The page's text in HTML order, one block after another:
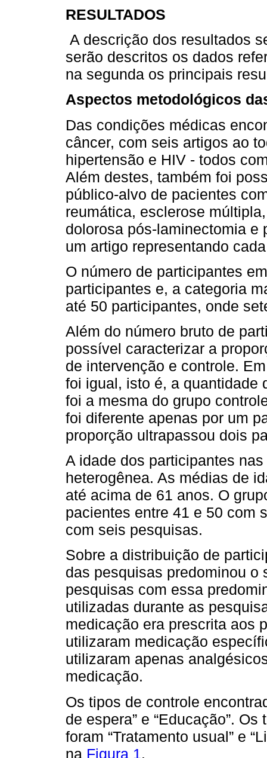
RESULTADOS
A descrição dos resultados
serão descritos os dados
na segunda os principais
Aspectos metodológicos
Das condições médicas
câncer, com seis artigos ao
hipertensão e HIV - todos
Além destes, também foi
público-alvo de pacientes
reumática, esclerose
dolorosa pós-laminectomia e
um artigo representando
O número de participantes
participantes e, a categoria
até 50 participantes, onde
Além do número bruto de
possível caracterizar a
de intervenção e controle.
foi igual, isto é, a quantidade
foi a mesma do grupo
foi diferente apenas por um
proporção ultrapassou dois
A idade dos participantes
heterogênea. As médias de
até acima de 61 anos. O
pacientes entre 41 e 50 com
com seis pesquisas.
Sobre a distribuição de
das pesquisas predominou o
pesquisas com essa
utilizadas durante as
medicação era prescrita aos
utilizaram medicação
utilizaram apenas
medicação.
Os tipos de controle
de espera” e “Educação”.
foram “Tratamento usual” e
na Figura 1 .